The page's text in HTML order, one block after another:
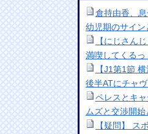
倉持由香、
幼児期のサイン
【にじさん
満喫してくるっ
【J1第1節
後半ATにチャ
ペレスとキ
ムズと交渉開始
【疑問】 ス